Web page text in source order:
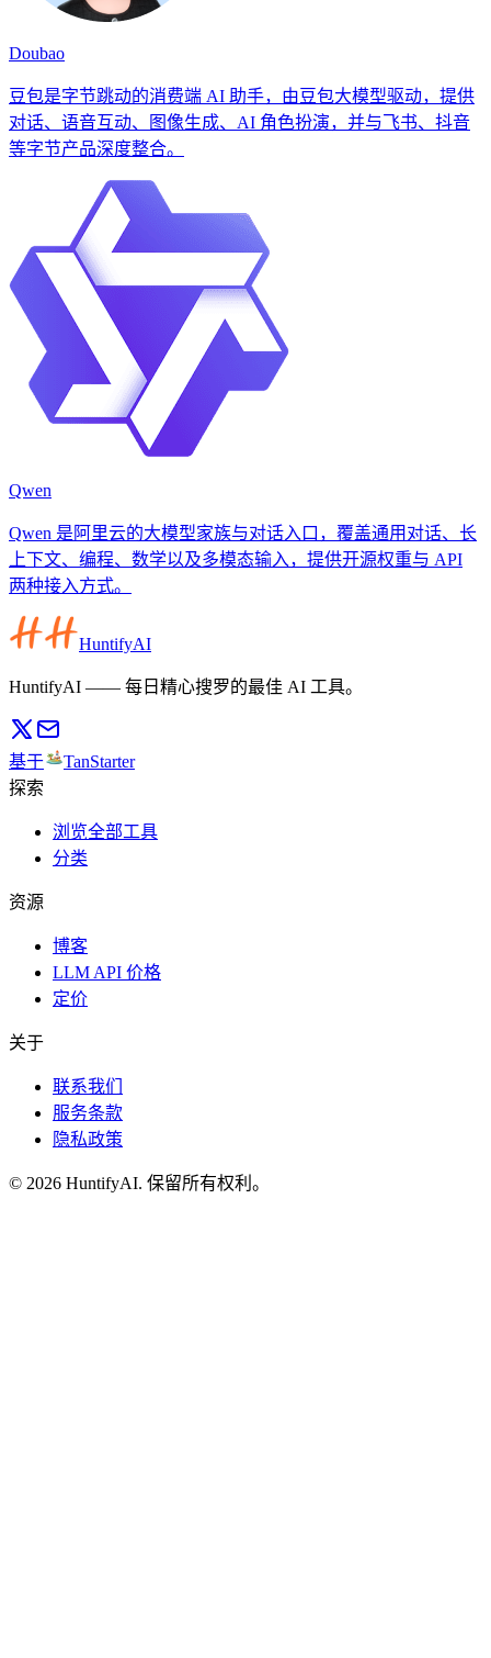
Doubao
豆包是字节跳动的消费端 AI 助手，由豆包大模型驱动，提供
对话、语音互动、图像生成、AI 角色扮演，并与飞书、抖音
等字节产品深度整合。
Qwen
Qwen 是阿里云的大模型家族与对话入口，覆盖通用对话、长
上下文、编程、数学以及多模态输入，提供开源权重与 API
两种接入方式。
HuntifyAI
HuntifyAI —— 每日精心搜罗的最佳 AI 工具。
基于
TanStarter
探索
浏览全部工具
分类
资源
博客
LLM API 价格
定价
关于
联系我们
服务条款
隐私政策
© 2026 HuntifyAI. 保留所有权利。